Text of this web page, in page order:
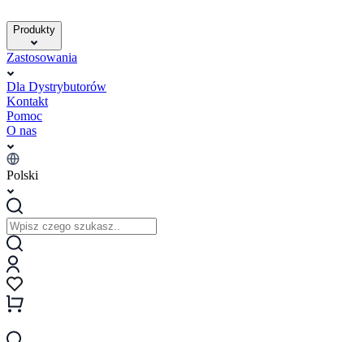
Produkty
Zastosowania
Dla Dystrybutorów
Kontakt
Pomoc
O nas
Polski